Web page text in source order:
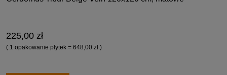
225,00 zł
( 1 opakowanie płytek = 648,00 zł )